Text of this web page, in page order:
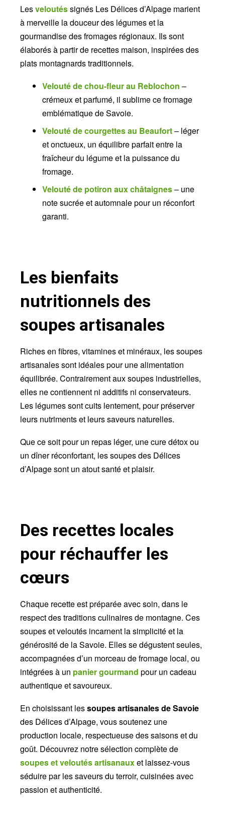
Lesveloutéssignés Les Délices d’Alpage marient
à merveille la douceur des légumes et la
gourmandise des fromages régionaux. Ils sont
élaborés à partir de recettes maison, inspirées des
plats montagnards traditionnels.
Velouté de chou-fleur au Reblochon –
crémeux et parfumé, il sublime ce fromage
emblématique de Savoie.
Velouté de courgettes au Beaufort– léger
et onctueux, un équilibre parfait entre la
fraîcheur du légume et la puissance du
fromage.
Velouté de potiron aux châtaignes– une
note sucrée et automnale pour un réconfort
garanti.
Les bienfaits
nutritionnels des
soupes artisanales
Riches en fibres, vitamines et minéraux, les soupes
artisanales sont idéales pour une alimentation
équilibrée. Contrairement aux soupes industrielles,
elles ne contiennent ni additifs ni conservateurs.
Les légumes sont cuits lentement, pour préserver
leurs nutriments et leurs saveurs naturelles.
Que ce soit pour un repas léger, une cure détox ou
un dîner réconfortant, les soupes des Délices
d’Alpage sont un atout santé et plaisir.
Des recettes locales
pour réchauffer les
cœurs
Chaque recette est préparée avec soin, dans le
respect des traditions culinaires de montagne. Ces
soupes et veloutés incarnent la simplicité et la
générosité de la Savoie. Elles se dégustent seules,
accompagnées d’un morceau de fromage local, ou
intégrées à un panier gourmand pour un cadeau
authentique et savoureux.
En choisissant lessoupes artisanales de Savoie
des Délices d’Alpage, vous soutenez une
production locale, respectueuse des saisons et du
goût. Découvrez notre sélection complète de
soupes et veloutés artisanauxet laissez-vous
séduire par les saveurs du terroir, cuisinées avec
passion et authenticité.